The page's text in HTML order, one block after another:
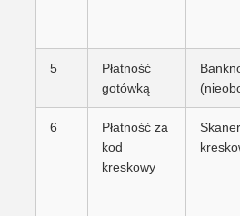
5
Płatność
gotówką
6
Płatność za
kod
kreskowy